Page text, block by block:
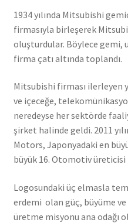
1934 yılında Mitsubishi
firmasıyla birleşerek
oluşturdular. Böylece gemi,
firma çatı altında toplandı.
Mitsubishi firması ilerleyen
ve içeceğe,
neredeyse her sektörde
şirket halinde geldi. 2011
Motors, Japonyadaki en
büyük 16. Otomotiv üreticisi
Logosundaki üç elmasla
erdemi olan güç, büyüme
üretme misyonu ana odağı